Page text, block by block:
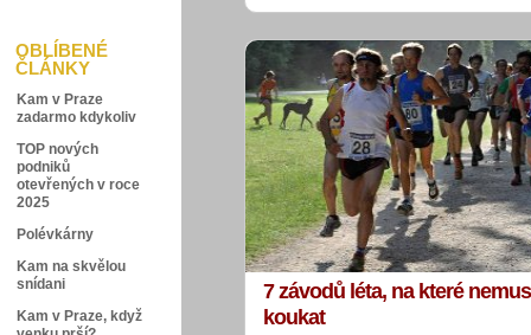
OBLÍBENÉ
ČLÁNKY
Kam v Praze
zadarmo kdykoliv
TOP nových
podniků
otevřených v roce
2025
Polévkárny
Kam na skvělou
snídani
Kam v Praze, když
7 závodů léta, na které
koukat